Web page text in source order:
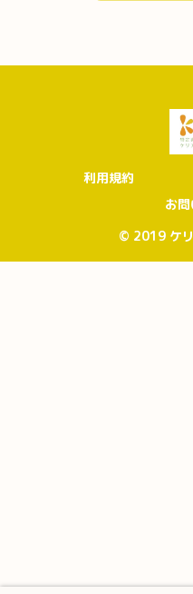
利用規約
お
© 2019 ケ